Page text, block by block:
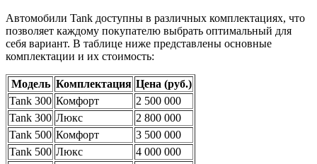
Автомобили Tank доступны в различных комплектациях, что
позволяет каждому покупателю выбрать оптимальный для
себя вариант. В таблице ниже представлены основные
комплектации и их стоимость:
Модель Комплектация Цена (руб.)
Tank 300 Комфорт
2 500 000
Tank 300 Люкс
2 800 000
Tank 500 Комфорт
3 500 000
Tank 500 Люкс
4 000 000